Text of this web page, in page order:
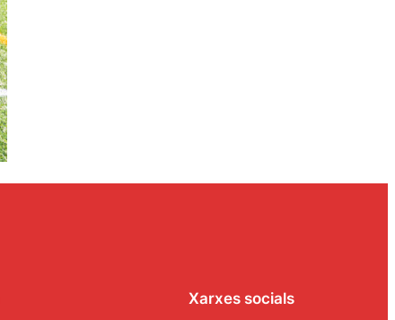
Xarxes socials